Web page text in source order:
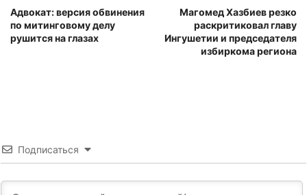
Адвокат: версия обвинения
по митинговому делу
рушится на глазах
Магомед Хазбиев резко
раскритиковал главу
Ингушетии и председателя
избиркома региона
Подписаться